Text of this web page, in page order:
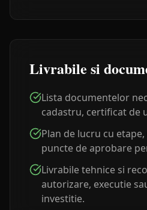
Livrabile si
Lista documentelor
cadastru, certificat de
Plan de lucru cu
puncte de aprobare
Livrabile tehnice si
autorizare, executie
investitie.